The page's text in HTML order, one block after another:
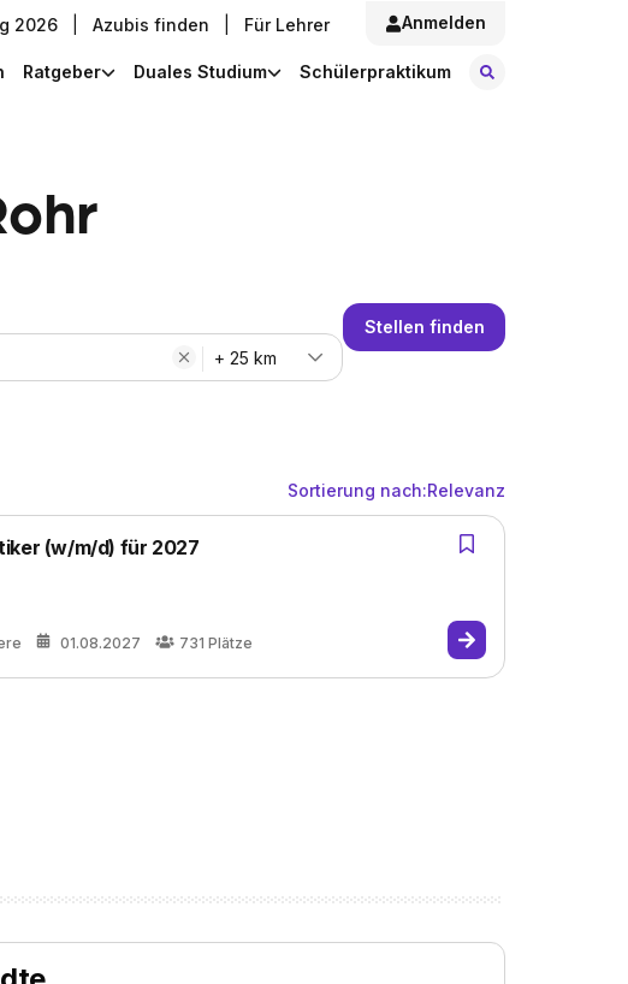
2026 Azubis finden Für Lehrer Anmelden
Ratgeber Duales Studium Schülerpraktikum
+ 25 km
Stellen finden
Sortierung nach:Relevanz
(w/m/d) für 2027
01.08.2027 731 Plätze